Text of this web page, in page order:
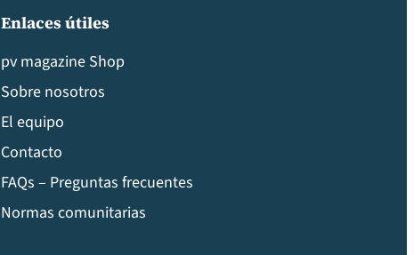
Enlaces útiles
pv magazine Shop
Sobre nosotros
El equipo
Contacto
FAQs – Preguntas frecuentes
Normas comunitarias